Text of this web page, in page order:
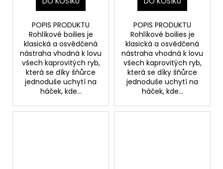
POPIS PRODUKTU
Rohlíkové boilies je
klasická a osvědčená
nástraha vhodná k lovu
všech kaprovitých ryb,
která se díky šňůrce
jednoduše uchytí na
háček, kde...
POPIS PRODUKTU
Rohlíkové boilies je
klasická a osvědčená
nástraha vhodná k lovu
všech kaprovitých ryb,
která se díky šňůrce
jednoduše uchytí na
háček, kde...